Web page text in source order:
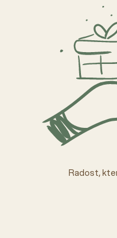
Radost,